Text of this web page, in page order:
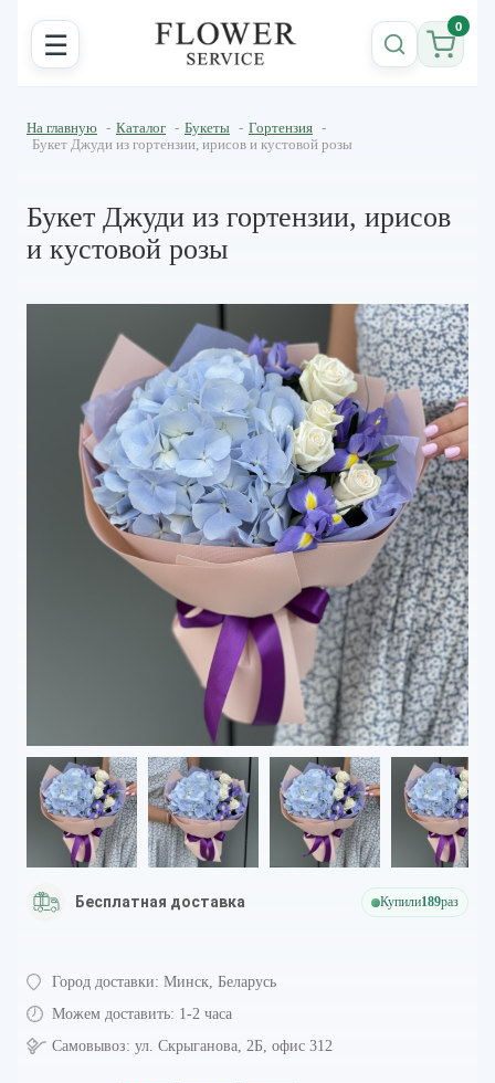
☰ 0
На главную - Каталог - Букеты - Гортензия -
Букет Джуди из гортензии, ирисов и кустовой розы
Букет Джуди из гортензии, ирисов
и кустовой розы
Бесплатная доставка Купили189раз
Город доставки: Минск, Беларусь
Можем доставить: 1-2 часа
Самовывоз: ул. Скрыганова, 2Б, офис 312